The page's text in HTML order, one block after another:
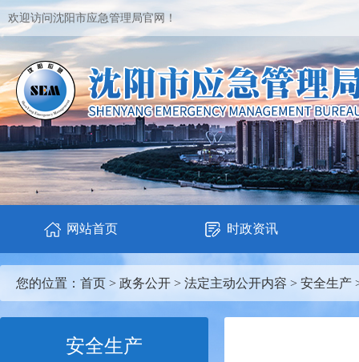
欢迎访问沈阳市应急管理局官网！
网站首页 时政资讯
您的位置： 首页 > 政务公开 > 法定主动公开内容 > 安全生产
安全生产